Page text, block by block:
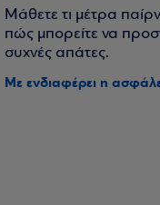
Μάθετε τι μέτρα
πώς μπορείτε να
συχνές απάτες.
Με ενδιαφέρει η